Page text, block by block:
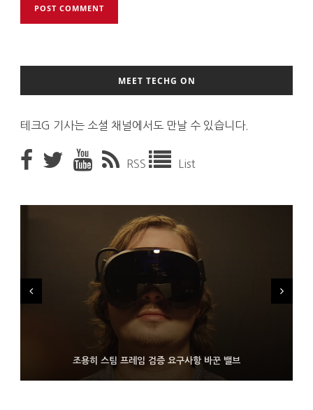
MEET TECHG ON
테크G 기사는 소셜 채널에서도 만날 수 있습니다.
RSS List
조용히 스팀 프레임 검증 요구사항 바꾼 밸브
9월 4일부터 서비스 접는 안드로이드 장치용 구글 어시스턴트
FMS 2026서 차세대 3D 메모리 ZHBM·ZNAND-O 모형 처음 선
보인 삼성전자